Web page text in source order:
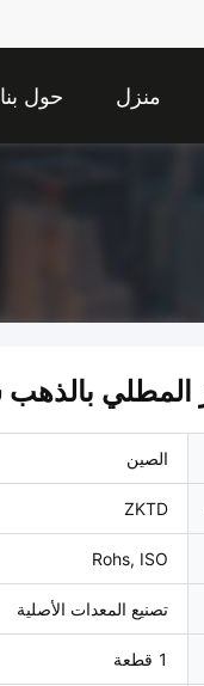
منزل حول بنا
بالذهب سمك 22.23
الصين
ZKTD
Rohs, ISO
تصنيع المعدات الأصلية
1 قطعة